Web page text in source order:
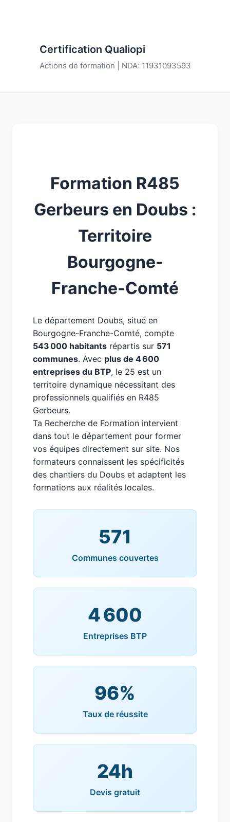
Certification Qualiopi
Actions de formation | NDA: 11931093593
Formation R485
Gerbeurs en Doubs :
Territoire
Bourgogne-
Franche-Comté
Le département Doubs, situé en
Bourgogne-Franche-Comté, compte
543 000 habitants répartis sur 571
communes. Avec plus de 4 600
entreprises du BTP, le 25 est un
territoire dynamique nécessitant des
professionnels qualifiés en R485
Gerbeurs.
Ta Recherche de Formation intervient
dans tout le département pour former
vos équipes directement sur site. Nos
formateurs connaissent les spécificités
des chantiers du Doubs et adaptent les
formations aux réalités locales.
571
Communes couvertes
4 600
Entreprises BTP
96%
Taux de réussite
24h
Devis gratuit